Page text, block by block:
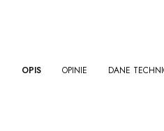
OPIS OPINIE DANE